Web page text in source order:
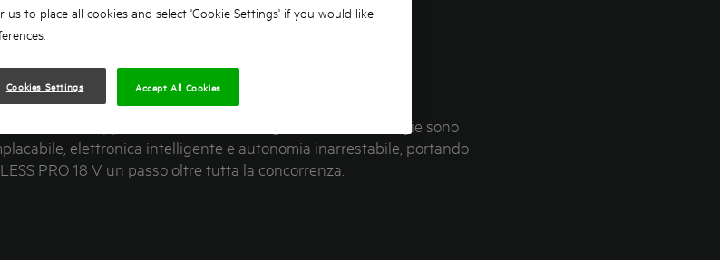
3 TECNOLOGIE
PRO18 V è rappresentato da 3 tecnologie. Queste tecnologie sono
elettronica intelligente e autonomia inarrestabile, portando
PRO 18 V un passo oltre tutta la concorrenza.
us to place all cookies and select 'Cookie Settings' if you would like
Cookies Settings Accept All Cookies